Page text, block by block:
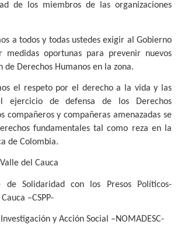
de los miembros de las organizaciones
a todos y todas ustedes exigir al Gobierno
medidas oportunas para prevenir nuevos
de Derechos Humanos en la zona.
el respeto por el derecho a la vida y las
ejercicio de defensa de los Derechos
compañeros y compañeras amenazadas se
fundamentales tal como reza en la
de Colombia.
del Cauca
de Solidaridad con los Presos Políticos-
–CSPP-
y Acción Social –NOMADESC-